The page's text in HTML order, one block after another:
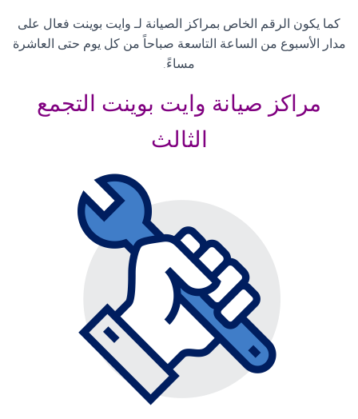
كما يكون الرقم الخاص بمراكز الصيانة لـ وايت بوينت فعال على
مدار الأسبوع من الساعة التاسعة صباحاً من كل يوم حتى العاشرة
مساءً.
مراكز صيانة وايت بوينت التجمع
الثالث